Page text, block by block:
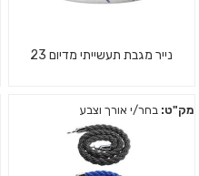
נייר מגבת תעשייתי מדיום 23
מק"ט: בחר/י אורך וצבע